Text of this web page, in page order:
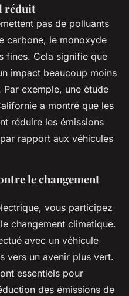
réduit
pas de polluants
carbone, le monoxyde
fines. Cela signifie que
impact beaucoup moins
exemple, une étude
a montré que les
réduire les émissions
rapport aux véhicules
le changement
vous participez
changement climatique.
avec un véhicule
vers un avenir plus vert.
essentiels pour
des émissions de